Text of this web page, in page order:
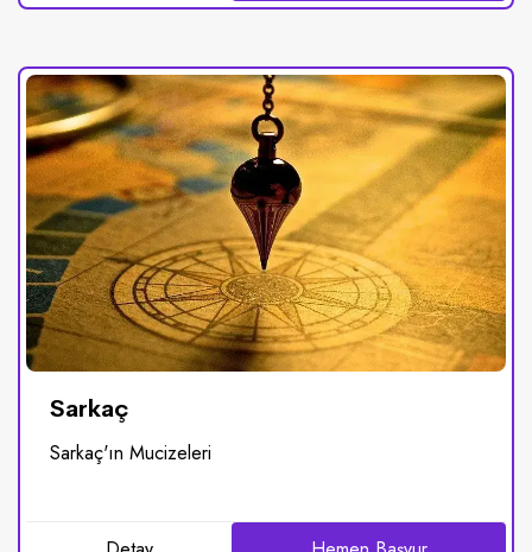
Sarkaç
Sarkaç'ın Mucizeleri